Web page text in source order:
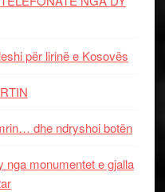
për lirinë e Kosovës
dhe ndryshoi botën
nga monumentet e gjalla